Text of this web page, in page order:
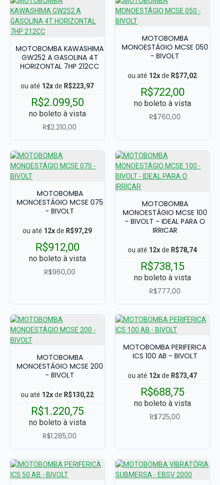
MOTOBOMBA KAWASHIMA
GW252 A GASOLINA 4T
HORIZONTAL 7HP 212CC
ou até 12xde R$223,97
R$2.099,50
no boleto à vista
R$2.210,00
MOTOBOMBA
MONOESTÁGIO MCSE 050
- BIVOLT
ou até 12xde R$77,02
R$722,00
no boleto à vista
R$760,00
MOTOBOMBA
MONOESTÁGIO MCSE 075
- BIVOLT
ou até 12xde R$97,29
R$912,00
no boleto à vista
R$960,00
MOTOBOMBA
MONOESTÁGIO MCSE 100
- BIVOLT - IDEAL PARA O
IRRICAR
ou até 12xde R$78,74
R$738,15
no boleto à vista
R$777,00
MOTOBOMBA
MONOESTÁGIO MCSE 200
- BIVOLT
ou até 12xde R$130,22
R$1.220,75
no boleto à vista
R$1.285,00
MOTOBOMBA PERIFERICA
ICS 100 AB - BIVOLT
ou até 12xde R$73,47
R$688,75
no boleto à vista
R$725,00